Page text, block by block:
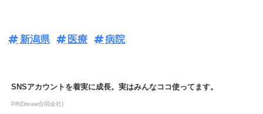
新潟県 医療 病院
SNSアカウントを着実に成長。実はみんなココ使ってます。
PR(Dreaw合同会社)